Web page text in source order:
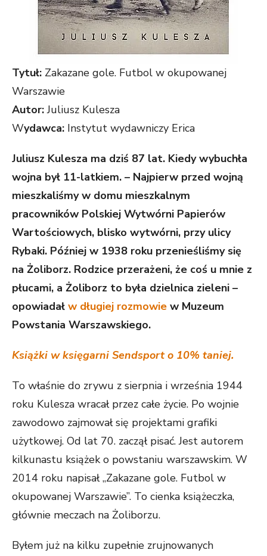
Tytuł: Zakazane gole. Futbol w okupowanej
Warszawie
Autor:Juliusz Kulesza
Wydawca: Instytut wydawniczy Erica
Juliusz Kulesza ma dziś 87 lat. Kiedy wybuchła
wojna był 11-latkiem. – Najpierw przed wojną
mieszkaliśmy w domu mieszkalnym
pracowników Polskiej Wytwórni Papierów
Wartościowych, blisko wytwórni, przy ulicy
Rybaki. Później w 1938 roku przenieśliśmy się
na Żoliborz. Rodzice przerażeni, że coś u mnie z
płucami, a Żoliborz to była dzielnica zieleni –
opowiadał w długiej rozmowie w Muzeum
Powstania Warszawskiego.
Książki w księgarni Sendsport o 10% taniej.
To właśnie do zrywu z sierpnia i września 1944
roku Kulesza wracał przez całe życie. Po wojnie
zawodowo zajmował się projektami grafiki
użytkowej. Od lat 70. zaczął pisać. Jest autorem
kilkunastu książek o powstaniu warszawskim. W
2014 roku napisał „Zakazane gole. Futbol w
okupowanej Warszawie”. To cienka książeczka,
głównie meczach na Żoliborzu.
Byłem już na kilku zupełnie zrujnowanych